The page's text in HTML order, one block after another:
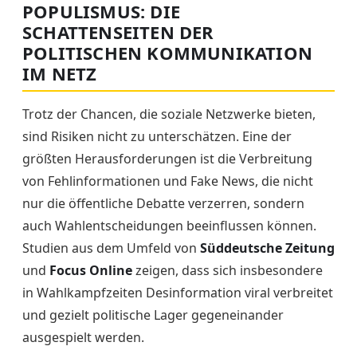
POPULISMUS: DIE
SCHATTENSEITEN DER
POLITISCHEN KOMMUNIKATION
IM NETZ
Trotz der Chancen, die soziale Netzwerke bieten,
sind Risiken nicht zu unterschätzen. Eine der
größten Herausforderungen ist die Verbreitung
von Fehlinformationen und Fake News, die nicht
nur die öffentliche Debatte verzerren, sondern
auch Wahlentscheidungen beeinflussen können.
Studien aus dem Umfeld von Süddeutsche Zeitung
und Focus Onlinezeigen, dass sich insbesondere
in Wahlkampfzeiten Desinformation viral verbreitet
und gezielt politische Lager gegeneinander
ausgespielt werden.